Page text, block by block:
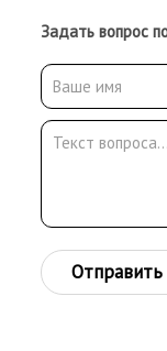
Задать вопрос
Отправить